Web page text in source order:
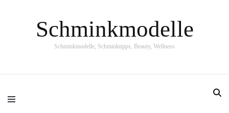
Schminkmodelle
Schminkmodelle, Schminktipps, Beauty, Wellness